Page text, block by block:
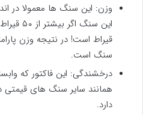
وزن: این سنگ ها معمولا در
این
قیراط است! در نتیجه وزن
سنگ است.
درخشندگی: این فاکتور که
همانند سایر سنگ های قیمتی
دارد.